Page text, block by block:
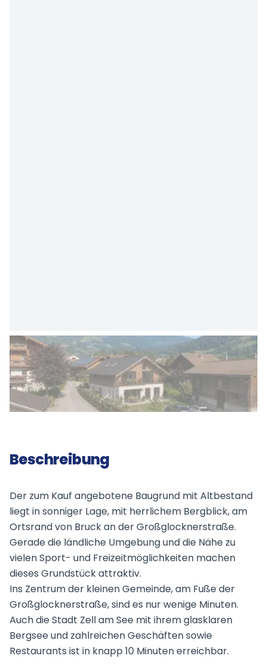
Beschreibung
Der zum Kauf angebotene Baugrund mit Altbestand
liegt in sonniger Lage, mit herrlichem Bergblick, am
Ortsrand von Bruck an der Großglocknerstraße.
Gerade die ländliche Umgebung und die Nähe zu
vielen Sport- und Freizeitmöglichkeiten machen
dieses Grundstück attraktiv.
Ins Zentrum der kleinen Gemeinde, am Fuße der
Großglocknerstraße, sind es nur wenige Minuten.
Auch die Stadt Zell am See mit ihrem glasklaren
Bergsee und zahlreichen Geschäften sowie
Restaurants ist in knapp 10 Minuten erreichbar.